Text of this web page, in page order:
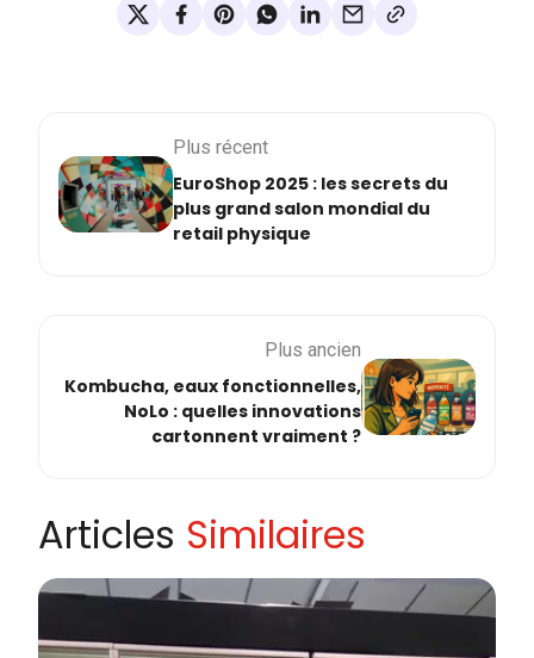
Plus récent
EuroShop 2025 : les secrets du
plus grand salon mondial du
retail physique
Plus ancien
Kombucha, eaux fonctionnelles,
NoLo : quelles innovations
cartonnent vraiment ?
Articles Similaires